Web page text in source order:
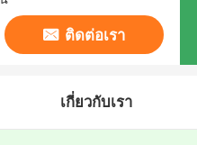
ติดต่อเรา
เกี่ยวกับเรา